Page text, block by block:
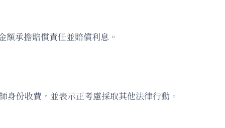
承擔賠償責任並賠償利息。
份收費，並表示正考慮採取其他法律行動。